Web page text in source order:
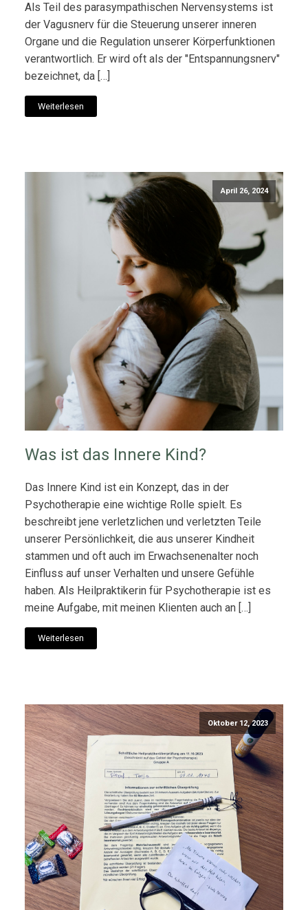
Als Teil des parasympathischen Nervensystems ist
der Vagusnerv für die Steuerung unserer inneren
Organe und die Regulation unserer Körperfunktionen
verantwortlich. Er wird oft als der "Entspannungsnerv"
bezeichnet, da […]
Weiterlesen
April 26, 2024
Was ist das Innere Kind?
Das Innere Kind ist ein Konzept, das in der
Psychotherapie eine wichtige Rolle spielt. Es
beschreibt jene verletzlichen und verletzten Teile
unserer Persönlichkeit, die aus unserer Kindheit
stammen und oft auch im Erwachsenenalter noch
Einfluss auf unser Verhalten und unsere Gefühle
haben. Als Heilpraktikerin für Psychotherapie ist es
meine Aufgabe, mit meinen Klienten auch an […]
Weiterlesen
Oktober 12, 2023